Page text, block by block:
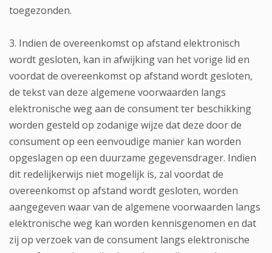
toegezonden.
3. Indien de overeenkomst op afstand elektronisch
wordt gesloten, kan in afwijking van het vorige lid en
voordat de overeenkomst op afstand wordt gesloten,
de tekst van deze algemene voorwaarden langs
elektronische weg aan de consument ter beschikking
worden gesteld op zodanige wijze dat deze door de
consument op een eenvoudige manier kan worden
opgeslagen op een duurzame gegevensdrager. Indien
dit redelijkerwijs niet mogelijk is, zal voordat de
overeenkomst op afstand wordt gesloten, worden
aangegeven waar van de algemene voorwaarden langs
elektronische weg kan worden kennisgenomen en dat
zij op verzoek van de consument langs elektronische